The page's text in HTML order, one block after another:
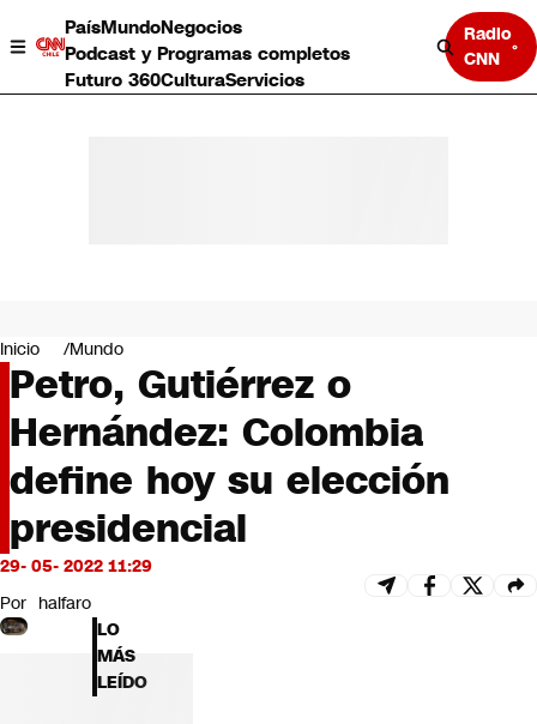
PaísMundoNegocios
Podcast y Programas completos
Futuro 360CulturaServicios
Radio
CNN
Negocios
Deportes
Programas completos
Cultura
Servicios
Bits
CNN tiempo
Futuro 360
Inicio Mundo
Petro, Gutiérrez o
Hernández: Colombia
define hoy su elección
presidencial
29- 05- 2022 11:29
Por halfaro
LO
MÁS
LEÍDO